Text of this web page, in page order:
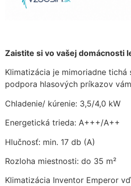
Zaistite si vo vašej domácnosti
Klimatizácia je mimoriadne
podpora hlasových príkazov
Chladenie/ kúrenie: 3,5/4,0 kW
Energetická trieda: A+++/A++
Hlučnosť: min. 17 db (A)
Rozloha miestnosti: do 35 m²
Klimatizácia Inventor Emperor